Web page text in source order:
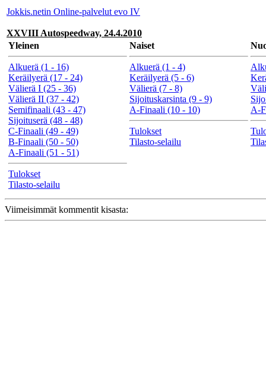
Jokkis.netin Online-palvelut evo IV
XXVIII Autospeedway, 24.4.2010
Yleinen
Alkuerä (1 - 16)
Keräilyerä (17 - 24)
Välierä I (25 - 36)
Välierä II (37 - 42)
Semifinaali (43 - 47)
Sijoituserä (48 - 48)
C-Finaali (49 - 49)
B-Finaali (50 - 50)
A-Finaali (51 - 51)
Tulokset
Tilasto-selailu
Naiset
Alkuerä (1 - 4)
Keräilyerä (5 - 6)
Välierä (7 - 8)
Sijoituskarsinta (9 - 9)
A-Finaali (10 - 10)
Tulokset
Tilasto-selailu
A-
Viimeisimmät kommentit kisasta: